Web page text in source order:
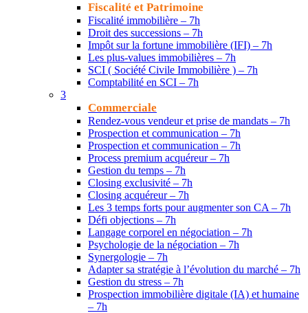
Fiscalité et Patrimoine
Fiscalité immobilière – 7h
Droit des successions – 7h
Impôt sur la fortune immobilière (IFI) – 7h
Les plus-values immobilières – 7h
SCI ( Société Civile Immobilière ) – 7h
Comptabilité en SCI – 7h
3
Commerciale
Rendez-vous vendeur et prise de mandats – 7h
Prospection et communication – 7h
Prospection et communication – 7h
Process premium acquéreur – 7h
Gestion du temps – 7h
Closing exclusivité – 7h
Closing acquéreur – 7h
Les 3 temps forts pour augmenter son CA – 7h
Défi objections – 7h
Langage corporel en négociation – 7h
Psychologie de la négociation – 7h
Synergologie – 7h
Adapter sa stratégie à l’évolution du marché – 7h
Gestion du stress – 7h
Prospection immobilière digitale (IA) et humaine
– 7h